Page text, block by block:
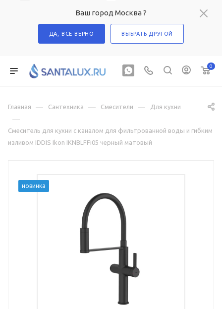
Ваш город Москва ?
ДА, ВСЕ ВЕРНО ВЫБРАТЬ ДРУГОЙ
0
Главная — Сантехника — Смесители — Для кухни
—
Смеситель для кухни с каналом для фильтрованной воды и гибким
изливом IDDIS Ikon IKNBLFFi05 черный матовый
новинка